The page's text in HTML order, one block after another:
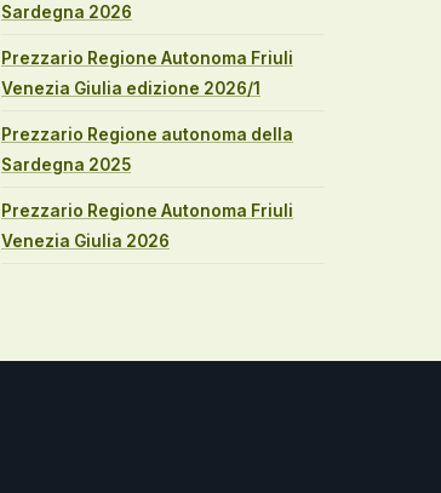
Sardegna 2026
Prezzario Regione Autonoma Friuli
Venezia Giulia edizione 2026/1
Prezzario Regione autonoma della
Sardegna 2025
Prezzario Regione Autonoma Friuli
Venezia Giulia 2026